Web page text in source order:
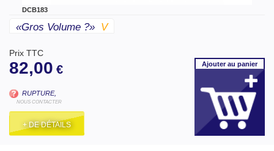
DCB183
«gros Volume ?» V
Prix TTC
82,00 €
RUPTURE,
NOUS CONTACTER
+ DE DÉTAILS
Ajouterau panier